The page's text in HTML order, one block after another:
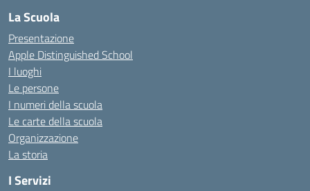
La Scuola
Presentazione
Apple Distinguished School
I luoghi
Le persone
I numeri della scuola
Le carte della scuola
Organizzazione
La storia
I Servizi